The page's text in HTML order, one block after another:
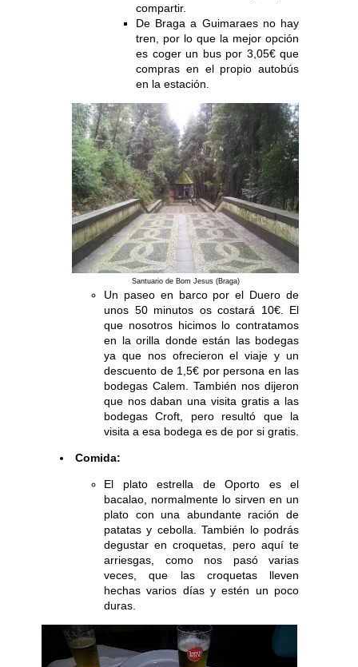
compartir.
De Braga a Guimaraes no hay
tren, por lo que la mejor opción
es coger un bus por 3,05€ que
compras en el propio autobús
en la estación.
Santuario de Bom Jesus (Braga)
Un paseo en barco por el Duero de
unos 50 minutos os costará 10€. El
que nosotros hicimos lo contratamos
en la orilla donde están las bodegas
ya que nos ofrecieron el viaje y un
descuento de 1,5€ por persona en las
bodegas Calem. También nos dijeron
que nos daban una visita gratis a las
bodegas Croft, pero resultó que la
visita a esa bodega es de por si gratis.
Comida:
El plato estrella de Oporto es el
bacalao, normalmente lo sirven en un
plato con una abundante ración de
patatas y cebolla. También lo podrás
degustar en croquetas, pero aquí te
arriesgas, como nos pasó varias
veces, que las croquetas lleven
hechas varios días y estén un poco
duras.